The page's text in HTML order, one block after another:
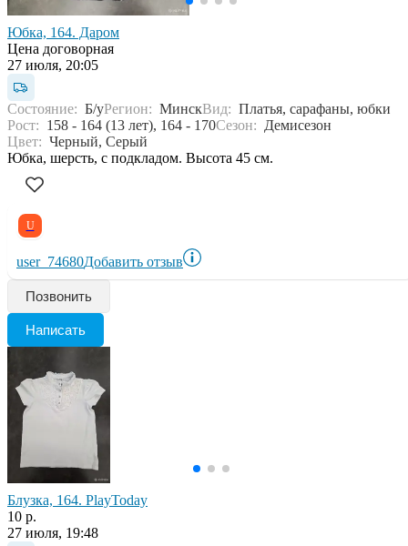
Юбка, 164. Даром
Цена договорная
27 июля, 20:05
Состояние: Б/уРегион: МинскВид: Платья, сарафаны, юбки
Рост: 158 - 164 (13 лет), 164 - 170Сезон: Демисезон
Цвет: Черный, Серый
Юбка, шерсть, с подкладом. Высота 45 см.
U
user_74680Добавить отзыв
Позвонить
Написать
Блузка, 164. PlayToday
10 р.
27 июля, 19:48